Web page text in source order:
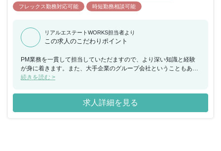
フレックス勤務対応可能
時短勤務相談可能
リアルエステートWORKS担当者より
この求人のこだわりポイント
PM業務を一貫して担当していただますので、より深い知識と経験
が身に着きます。また、大手企業のグループ会社ということもあ
り、研修が充実しております。ベースのPM経験は必要となります
続きを読む >
求人詳細を見る